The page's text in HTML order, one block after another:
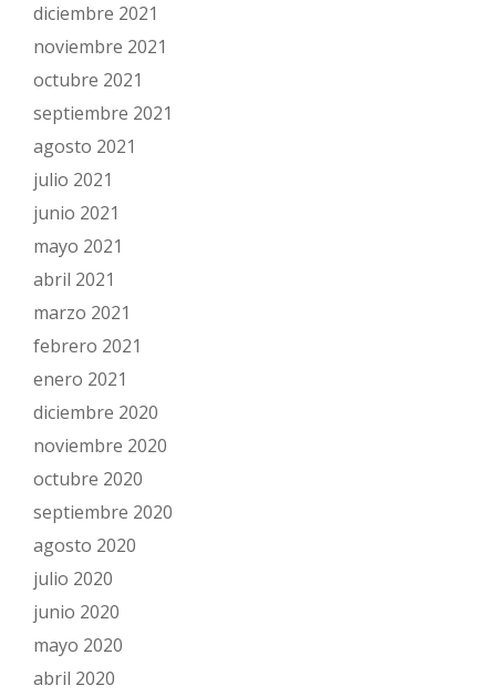
diciembre 2021
noviembre 2021
octubre 2021
septiembre 2021
agosto 2021
julio 2021
junio 2021
mayo 2021
abril 2021
marzo 2021
febrero 2021
enero 2021
diciembre 2020
noviembre 2020
octubre 2020
septiembre 2020
agosto 2020
julio 2020
junio 2020
mayo 2020
abril 2020